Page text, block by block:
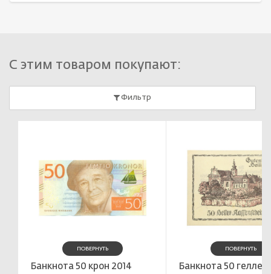
С этим товаром покупают:
Фильтр
ПОВЕРНУТЬ
Банкнота 50 крон 2014
ПОВЕРНУТЬ
Банкнота 50